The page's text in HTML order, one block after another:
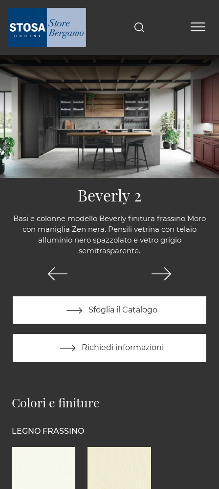
Basi e colonne modello Beverly finitura frassino Moro
con maniglia Zen nera. Pensili vetrina con telaio
alluminio nero spazzolato e vetro grigio
semitrasparente.
Sfoglia il Catalogo
Richiedi informazioni
Beverly 2
Colori e finiture
LEGNO FRASSINO